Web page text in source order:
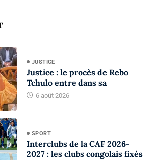
JUSTICE
Justice : le procès de Rebo
Tchulo entre dans sa
6 août 2026
SPORT
Interclubs de la CAF 2026-
2027 : les clubs congolais fixés